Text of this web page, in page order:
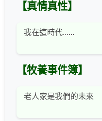
【真情真性】
我在這時代......
【牧養事件簿】
老人家是我們的未來